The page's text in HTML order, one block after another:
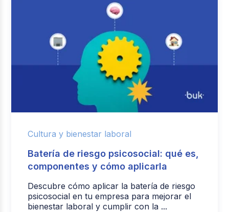
Cultura y bienestar laboral
Batería de riesgo psicosocial: qué es,
componentes y cómo aplicarla
Descubre cómo aplicar la batería de riesgo
psicosocial en tu empresa para mejorar el
bienestar laboral y cumplir con la ...